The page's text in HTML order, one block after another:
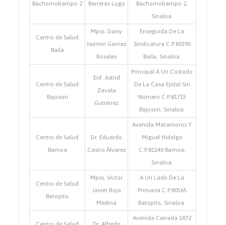
Bachomobampo 2
Barreras Lugo
Bachomobampo 2,
Sinaloa.
Centro de Salud
Baila
Mpss. Daisy
Jazmin Gamez
Rosales
Enseguida De La
Sindicatura C.P.80390
Baila, Sinaloa.
Centro de Salud
Bajosori
Enf. Astrid
Zavala
Gutiérrez
Principal A Un Costado
De La Casa Ejidal Sin
Número C.P.81715
Bajosori, Sinaloa.
Centro de Salud
Bamoa
Dr. Eduardo
Castro Álvarez
Avenida Matamoros Y
Miguel Hidalgo
C.P.81140 Bamoa,
Sinaloa.
Centro de Salud
Batopito
Mpss. Victor
Javier Rojo
Medina
A Un Lado De La
Primaria C.P.80565
Batopito, Sinaloa.
Avenida Cerrada 1872